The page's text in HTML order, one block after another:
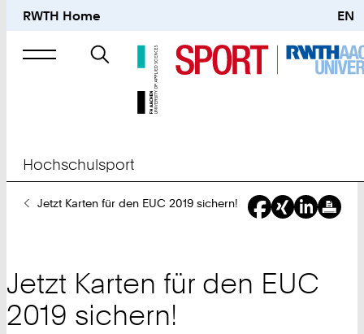
RWTH Home EN
Suche
nach
Hochschulsport
SieJetzt Karten für den EUC 2019 sichern!
Jetzt Karten für den EUC
2019 sichern!